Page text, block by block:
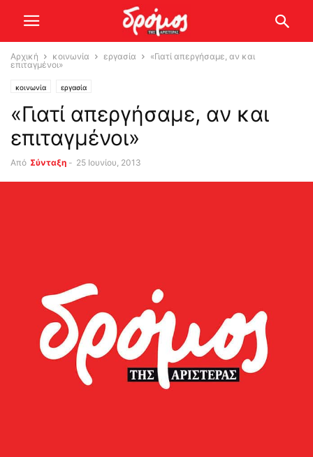
Αρχική κοινωνία εργασία
«Γιατί απεργήσαμε, αν και
επιταγμένοι»
κοινωνία εργασία
«Γιατί απεργήσαμε, αν και
επιταγμένοι»
Από Σύνταξη - 25 Ιουνίου, 2013